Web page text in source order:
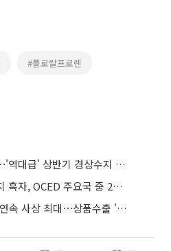
#폴로랄프로렌
반도체 날개 달고 날았다⋯'역대급' 상반기 경상수지 흑자 2000억달러 육박
한은 "'또 신기록' 경상수지 흑자, OCED 주요국 중 2위⋯반도체 수출 효과"
6월 경상수지 흑자, 두 달 연속 사상 최대⋯상품수출 '첫 1000억달러' 상회